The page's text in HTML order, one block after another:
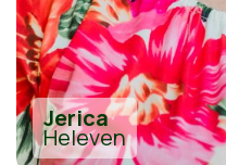
Jerica
Heleven